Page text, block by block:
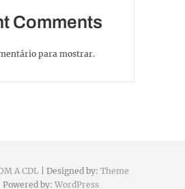
Comments
para mostrar.
A CDL | Designed by: Theme
| Powered by: WordPress